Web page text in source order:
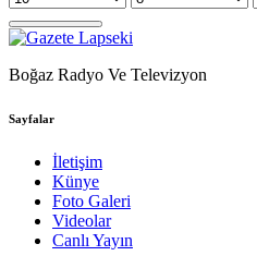
Boğaz Radyo Ve Televizyon
Sayfalar
İletişim
Künye
Foto Galeri
Videolar
Canlı Yayın